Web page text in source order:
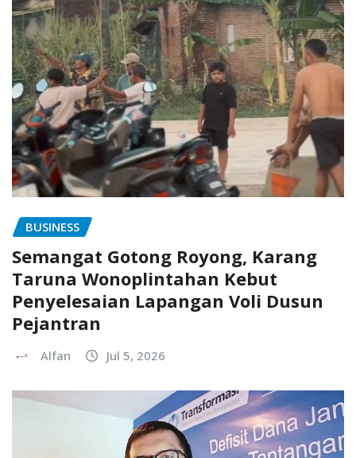
BUSINESS
Semangat Gotong Royong, Karang
Taruna Wonoplintahan Kebut
Penyelesaian Lapangan Voli Dusun
Pejantran
Alfan Jul 5, 2026